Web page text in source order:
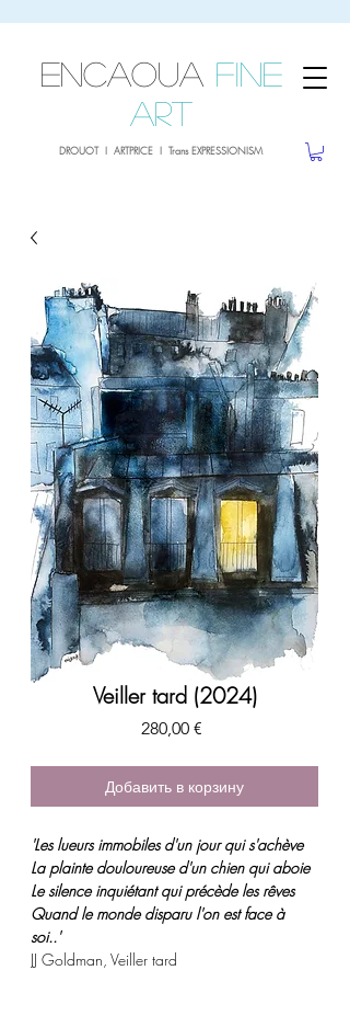
ENCAOUA Fine
Art
DROUOT I ARTPRICE I Trans EXPRESSIONISM
Veiller tard (2024)
280,00 €
Добавить в корзину
'Les lueurs immobiles d'un jour qui s'achève
La plainte douloureuse d'un chien qui aboie
Le silence inquiétant qui précède les rêves
Quand le monde disparu l'on est face à
soi..'
JJ Goldman, Veiller tard